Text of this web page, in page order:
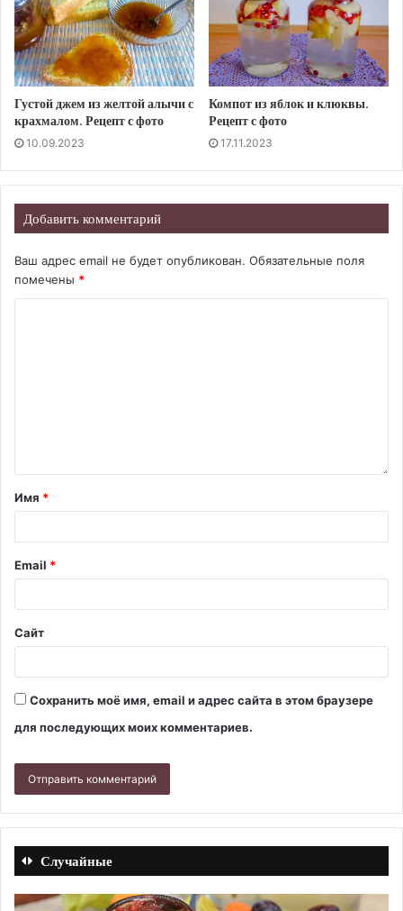
Густой джем из желтой алычи с
крахмалом. Рецепт с фото
10.09.2023
Компот из яблок и клюквы.
Рецепт с фото
17.11.2023
Добавить комментарий
Ваш адрес email не будет опубликован. Обязательные поля
помечены *
Имя *
Email *
Сайт
Сохранить моё имя, email и адрес сайта в этом браузере
для последующих моих комментариев.
Случайные
Фасоль